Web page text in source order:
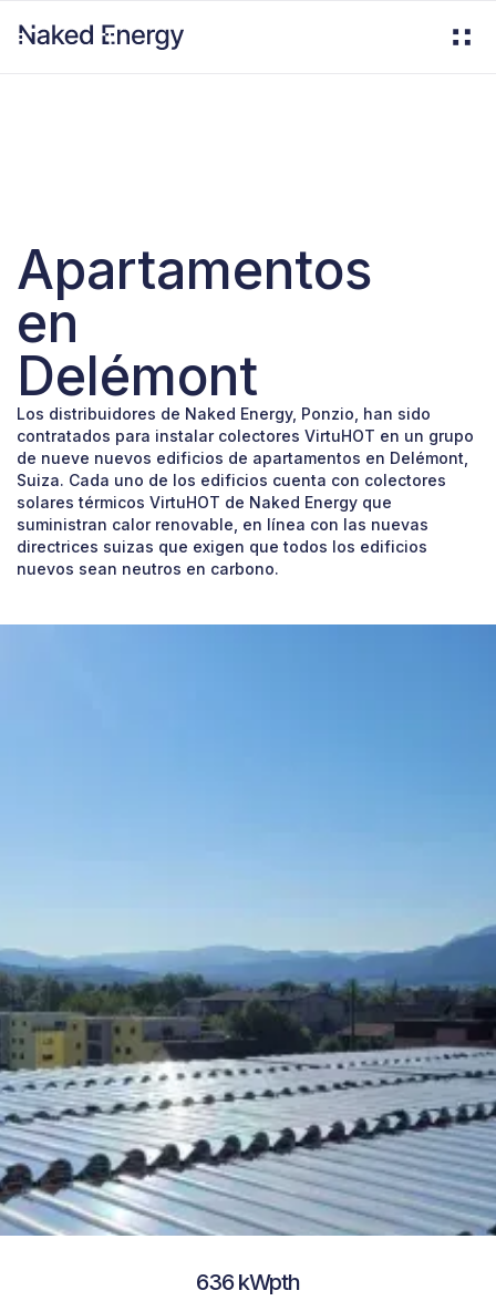
Apartamentos
en
Delémont
Los distribuidores de Naked Energy, Ponzio, han sido
contratados para instalar colectores VirtuHOT en un grupo
de nueve nuevos edificios de apartamentos en Delémont,
Suiza. Cada uno de los edificios cuenta con colectores
solares térmicos VirtuHOT de Naked Energy que
suministran calor renovable, en línea con las nuevas
directrices suizas que exigen que todos los edificios
nuevos sean neutros en carbono.
636 kWpth